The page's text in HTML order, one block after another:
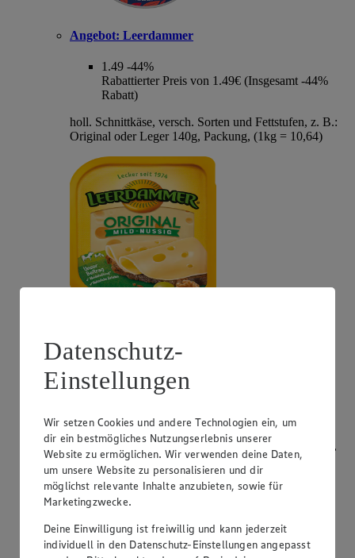
Angebot: Leerdammer
1.49 -44%
Rabattierter Preis von 1.49€ (Insgesamt -44%
Rabatt)
holl. Schnittkäse, versch. Sorten und Fettstufen, z. B.:
Original oder Leger 140g, Packung, (1kg = 10,64)
0.99App
App Preis von 0.99€
1.11 -53%
Rabatt)
Frischkäsezubereitung, versch. Sorten und Fettstufen,
120/150g Packung/Becher, (1kg = 9,25/7,40)
Datenschutz-
Einstellungen
Wir setzen Cookies und andere Technologien ein, um
dir ein bestmögliches Nutzungserlebnis unserer
Website zu ermöglichen. Wir verwenden deine Daten,
um unsere Website zu personalisieren und dir
möglichst relevante Inhalte anzubieten, sowie für
Marketingzwecke.
Deine Einwilligung ist freiwillig und kann jederzeit
individuell in den Datenschutz-Einstellungen angepasst